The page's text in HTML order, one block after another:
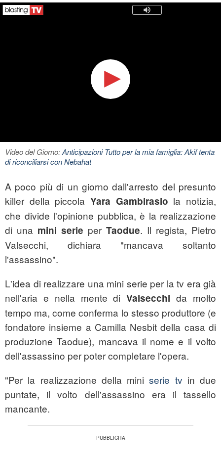
Video del Giorno:Anticipazioni Tutto per la mia famiglia: Akif tenta
di riconciliarsi con Nebahat
A poco più di un giorno dall'arresto del presunto
killer della piccola Yara Gambirasio la notizia,
che divide l'opinione pubblica, è la realizzazione
di una mini serie per Taodue. Il regista, Pietro
Valsecchi, dichiara "mancava soltanto
l'assassino".
L'idea di realizzare una mini serie per la tv era già
nell'aria e nella mente diValsecchi da molto
tempo ma, come conferma lo stesso produttore (e
fondatore insieme a Camilla Nesbit della casa di
produzione Taodue), mancava il nome e il volto
dell'assassino per poter completare l'opera.
"Per la realizzazione della miniserie tv in due
puntate, il volto dell'assassino era il tassello
mancante.